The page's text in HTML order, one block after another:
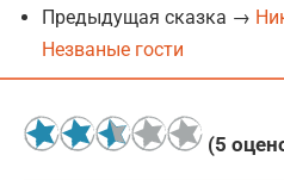
Предыдущая сказка →
Незваные гости
(5